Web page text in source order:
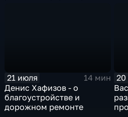
21 июля
14 мин
Денис Хафизов - о
благоустройстве и
дорожном ремонте
20